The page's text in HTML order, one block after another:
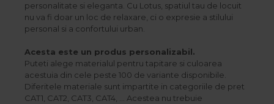
personalitate si eleganta. Cu Lotus, spatiul tau de locuit
nu va fi doar un loc de relaxare, ci o expresie a stilului
personal si a confortului urban.
Acesta este un produs personalizabil.
Puteti alege materialul pentru tapitare si culoarea
acestuia din cele peste 100 de variante disponibile.
Diferitele materiale sunt impartite in categoriile de pret
CAT1, CAT2, CAT3, CAT4, ... Acestea nu trebuie